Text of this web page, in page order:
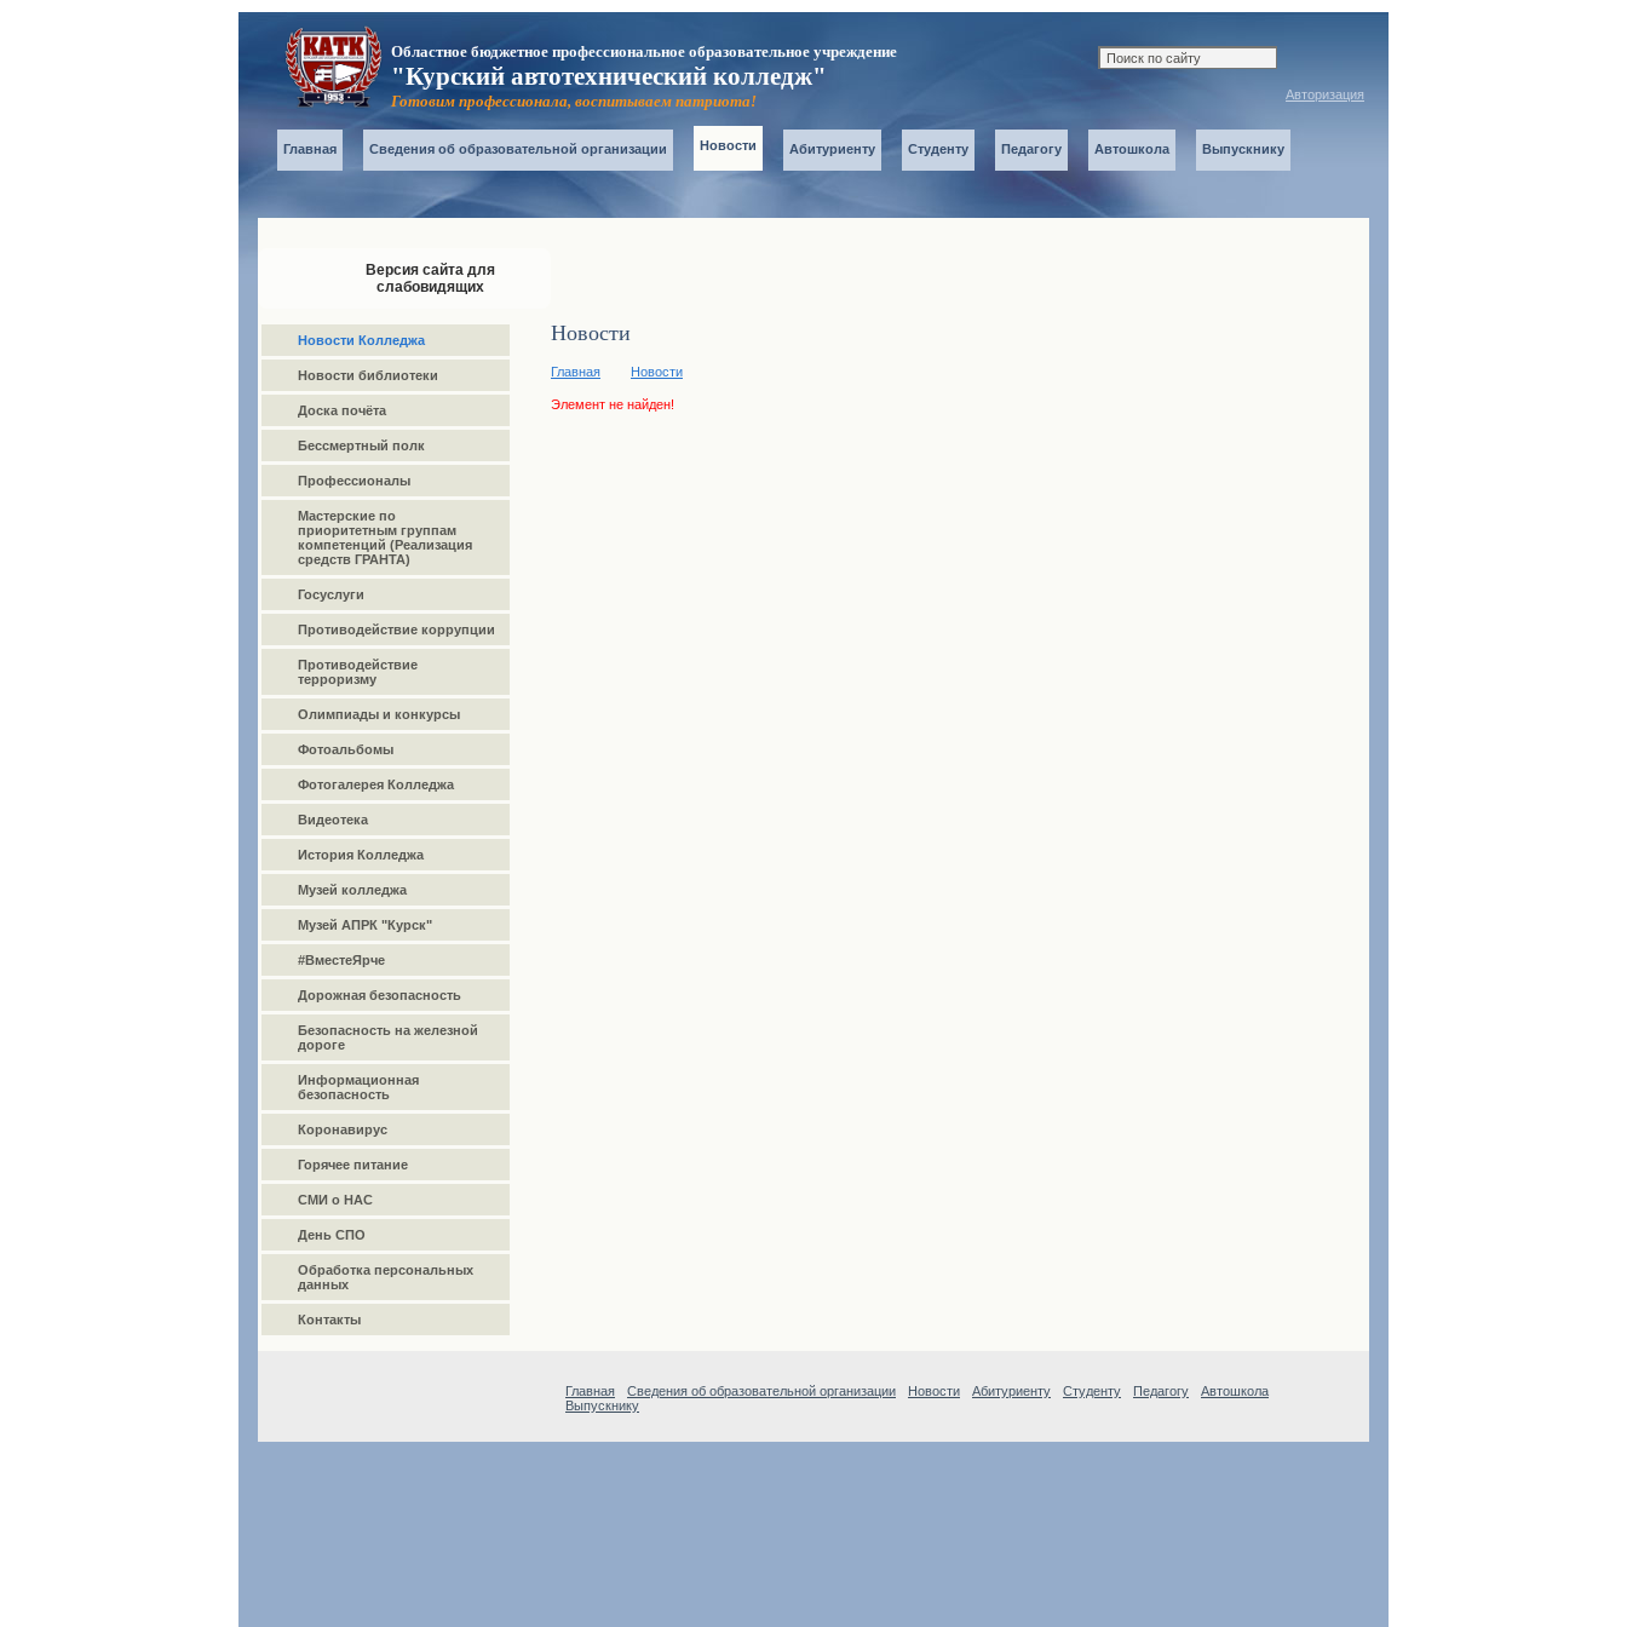
Областное бюджетное профессиональное образовательное учреждение
"Курский автотехнический колледж"
Готовим профессионала, воспитываем патриота! Авторизация
Главная Сведения об образовательной организации Новости Абитуриенту Студенту Педагогу Автошкола Выпускнику
Версия сайта для
слабовидящих
Новости Колледжа
Новости библиотеки
Доска почёта
Бессмертный полк
Профессионалы
Мастерские по
приоритетным группам
компетенций (Реализация
средств ГРАНТА)
Госуслуги
Противодействие коррупции
Противодействие
терроризму
Олимпиады и конкурсы
Фотоальбомы
Фотогалерея Колледжа
Видеотека
История Колледжа
Музей колледжа
Музей АПРК "Курск"
#ВместеЯрче
Дорожная безопасность
Безопасность на железной
дороге
Информационная
безопасность
Коронавирус
Горячее питание
СМИ о НАС
День СПО
Обработка персональных
данных
Контакты
Новости
Главная Новости
Элемент не найден!
Главная Сведения об образовательной организации Новости Абитуриенту Студенту Педагогу
Автошкола
Выпускнику